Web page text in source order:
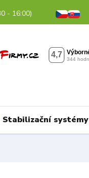
- 16:00)
Stabilizační systémy